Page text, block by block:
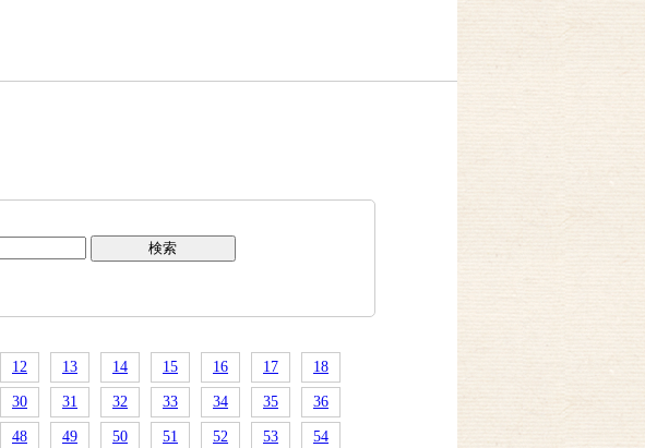
12 13 14 15 16 17 18
30 31 32 33 34 35 36
48 49 50 51 52 53 54